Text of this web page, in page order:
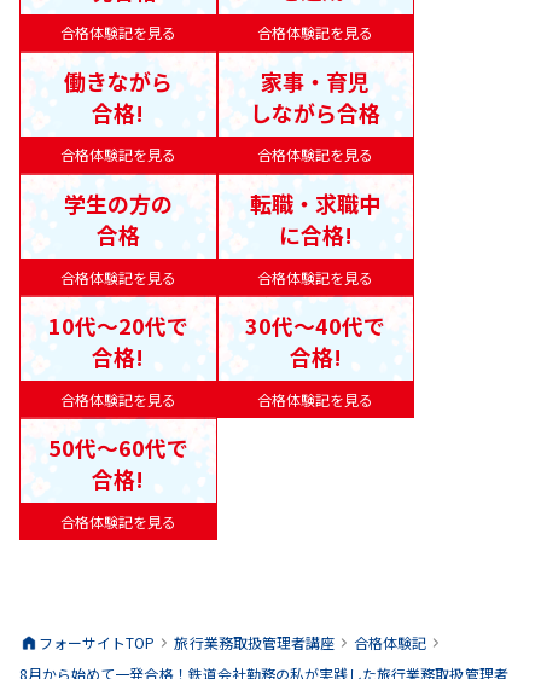
合格体験記を見る 合格体験記を見る
合格体験記を見る
働きながら
合格!
合格体験記を見る
家事・育児
しながら合格
合格体験記を見る
学生の方の
合格
合格体験記を見る
転職・求職中
に合格!
合格体験記を見る
10代〜20代で
合格!
合格体験記を見る
30代〜40代で
合格!
合格体験記を見る
50代〜60代で
合格!
フォーサイトTOP 旅行業務取扱管理者講座
合格体験記
8月から始めて一発合格！鉄道会社勤務の私が実践した旅行業務取扱管理者